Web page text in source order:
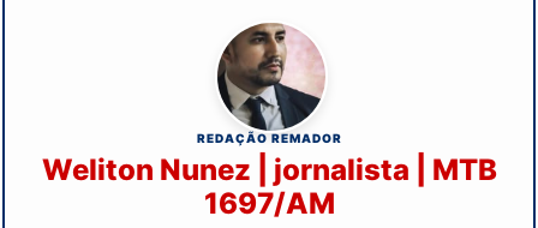
REDAÇÃO REMADOR
Weliton Nunez | jornalista | MTB
1697/AM